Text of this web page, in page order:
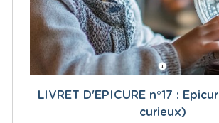
LIVRET D'EPICURE n°17 :
curieux)